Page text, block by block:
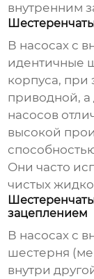
внутренним
В насосах с
идентичные
корпуса, при
приводной, а
насосов
высокой
Они часто
чистых
зацеплением
В насосах с
шестерня
внутри